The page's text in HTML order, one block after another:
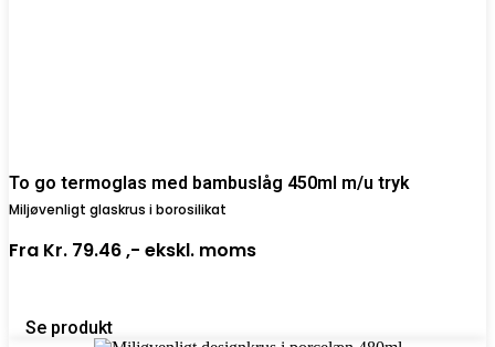
To go termoglas med bambuslåg 450ml m/u tryk
Miljøvenligt glaskrus i borosilikat
Fra Kr. 79.46 ,- ekskl. moms
Se produkt